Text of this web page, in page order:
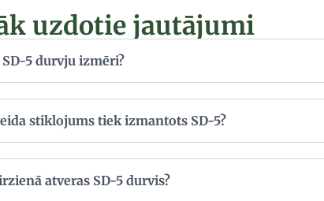
uzdotie jautājumi
5 durvju izmēri?
stiklojums tiek izmantots SD-5?
atveras SD-5 durvis?